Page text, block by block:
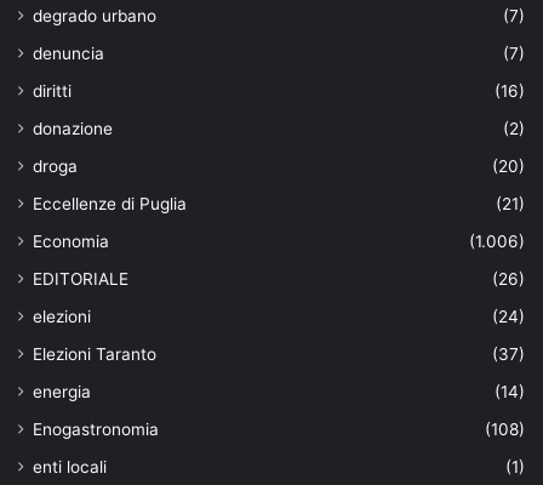
degrado urbano
(7)
denuncia
(7)
diritti
(16)
donazione
(2)
droga
(20)
Eccellenze di Puglia
(21)
Economia
(1.006)
EDITORIALE
(26)
elezioni
(24)
Elezioni Taranto
(37)
energia
(14)
Enogastronomia
(108)
enti locali
(1)